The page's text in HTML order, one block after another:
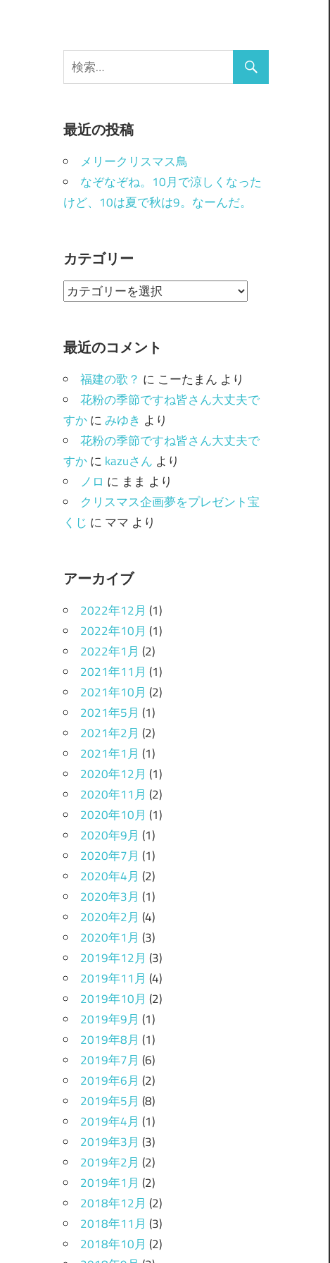
最近の投稿
メリークリスマス鳥
なぞなぞね。10月で涼しくなった
けど、10は夏で秋は9。なーんだ。
カテゴリー
カ
リ
ー
最近のコメント
福建の歌？ に こーたまん より
花粉の季節ですね皆さん大丈夫で
すかにみゆき より
花粉の季節ですね皆さん大丈夫で
すかに kazuさん より
ノロ に まま より
クリスマス企画夢をプレゼント宝
くじ に ママ より
アーカイブ
2022年12月 (1)
2022年10月 (1)
2022年1月 (2)
2021年11月 (1)
2021年10月 (2)
2021年5月 (1)
2021年2月 (2)
2021年1月 (1)
2020年12月 (1)
2020年11月 (2)
2020年10月 (1)
2020年9月 (1)
2020年7月 (1)
2020年4月 (2)
2020年3月 (1)
2020年2月 (4)
2020年1月 (3)
2019年12月 (3)
2019年11月 (4)
2019年10月 (2)
2019年9月 (1)
2019年8月 (1)
2019年7月 (6)
2019年6月 (2)
2019年5月 (8)
2019年4月 (1)
2019年3月 (3)
2019年2月 (2)
2019年1月 (2)
2018年12月 (2)
2018年11月 (3)
2018年10月 (2)